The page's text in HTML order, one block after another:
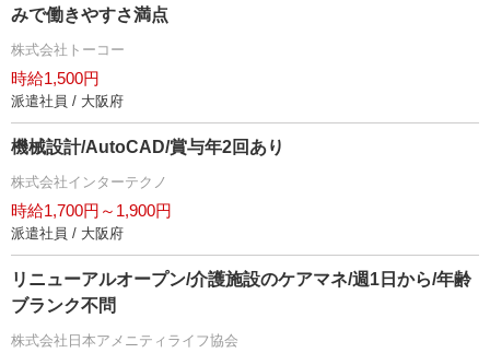
みで働きやすさ満点
株式会社トーコー
時給1,500円
派遣社員 / 大阪府
機械設計/AutoCAD/賞与年2回あり
株式会社インターテクノ
時給1,700円～1,900円
派遣社員 / 大阪府
リニューアルオープン/介護施設のケアマネ/週1日から/年齢
ブランク不問
株式会社日本アメニティライフ協会